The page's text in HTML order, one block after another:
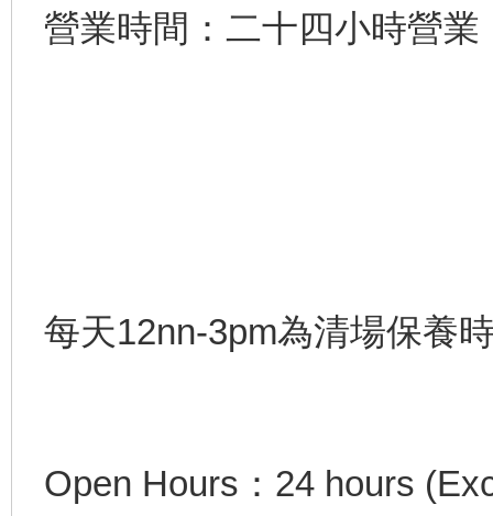
營業時間：二十四小時營
每天12nn-3pm為清場保養
Open Hours：24 hours